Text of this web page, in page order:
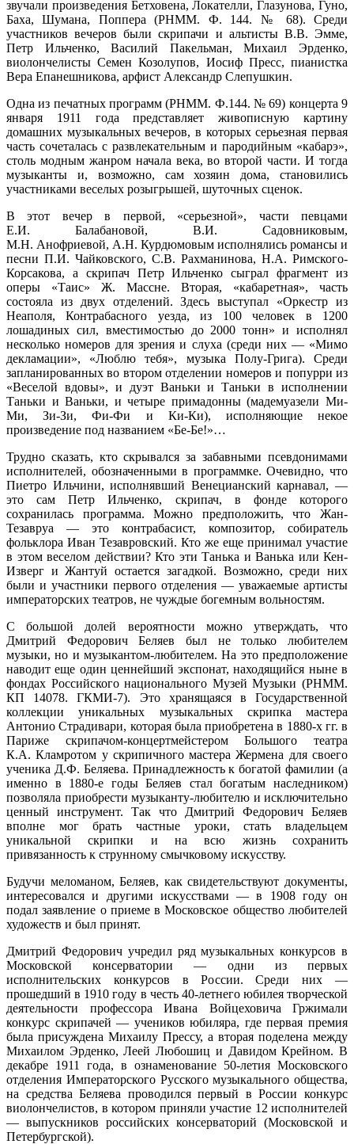
звучали произведения Бетховена, Локателли, Глазунова, Гуно,
Баха, Шумана, Поппера (РНММ. Ф. 144. № 68). Среди
участников вечеров были скрипачи и альтисты В.В. Эмме,
Петр Ильченко, Василий Пакельман, Михаил Эрденко,
виолончелисты Семен Козолупов, Иосиф Пресс, пианистка
Вера Епанешникова, арфист Александр Слепушкин.
Одна из печатных программ (РНММ. Ф.144. № 69) концерта 9
января 1911 года представляет живописную картину
домашних музыкальных вечеров, в которых серьезная первая
часть сочеталась с развлекательным и пародийным «кабарэ»,
столь модным жанром начала века, во второй части. И тогда
музыканты и, возможно, сам хозяин дома, становились
участниками веселых розыгрышей, шуточных сценок.
В этот вечер в первой, «серьезной», части певцами
Е.И. Балабановой, В.И. Садовниковым,
М.Н. Анофриевой, А.Н. Курдюмовым исполнялись романсы и
песни П.И. Чайковского, С.В. Рахманинова, Н.А. Римского-
Корсакова, а скрипач Петр Ильченко сыграл фрагмент из
оперы «Таис» Ж. Массне. Вторая, «кабаретная», часть
состояла из двух отделений. Здесь выступал «Оркестр из
Неаполя, Контрабасного уезда, из 100 человек в 1200
лошадиных сил, вместимостью до 2000 тонн» и исполнял
несколько номеров для зрения и слуха (среди них — «Мимо
декламации», «Люблю тебя», музыка Полу-Грига). Среди
запланированных во втором отделении номеров и попурри из
«Веселой вдовы», и дуэт Ваньки и Таньки в исполнении
Таньки и Ваньки, и четыре примадонны (мадемуазели Ми-
Ми, Зи-Зи, Фи-Фи и Ки-Ки), исполняющие некое
произведение под названием «Бе-Бе!»…
Трудно сказать, кто скрывался за забавными псевдонимами
исполнителей, обозначенными в программке. Очевидно, что
Пиетро Ильчини, исполнявший Венецианский карнавал, —
это сам Петр Ильченко, скрипач, в фонде которого
сохранилась программа. Можно предположить, что Жан-
Тезавруа — это контрабасист, композитор, собиратель
фольклора Иван Тезавровский. Кто же еще принимал участие
в этом веселом действии? Кто эти Танька и Ванька или Кен-
Изверг и Жантуй остается загадкой. Возможно, среди них
были и участники первого отделения — уважаемые артисты
императорских театров, не чуждые богемным вольностям.
С большой долей вероятности можно утверждать, что
Дмитрий Федорович Беляев был не только любителем
музыки, но и музыкантом-любителем. На это предположение
наводит еще один ценнейший экспонат, находящийся ныне в
фондах Российского национального Музей Музыки (РНММ.
КП 14078. ГКМИ-7). Это хранящаяся в Государственной
коллекции уникальных музыкальных скрипка мастера
Антонио Страдивари, которая была приобретена в 1880-х гг. в
Париже скрипачом-концертмейстером Большого театра
К.А. Кламротом у скрипичного мастера Жермена для своего
ученика Д.Ф. Беляева. Принадлежность к богатой фамилии (а
именно в 1880-е годы Беляев стал богатым наследником)
позволяла приобрести музыканту-любителю и исключительно
ценный инструмент. Так что Дмитрий Федорович Беляев
вполне мог брать частные уроки, стать владельцем
уникальной скрипки и на всю жизнь сохранить
привязанность к струнному смычковому искусству.
Будучи меломаном, Беляев, как свидетельствуют документы,
интересовался и другими искусствами — в 1908 году он
подал заявление о приеме в Московское общество любителей
художеств и был принят.
Дмитрий Федорович учредил ряд музыкальных конкурсов в
Московской консерватории — одни из первых
исполнительских конкурсов в России. Среди них —
прошедший в 1910 году в честь 40-летнего юбилея творческой
деятельности профессора Ивана Войцеховича Гржимали
конкурс скрипачей — учеников юбиляра, где первая премия
была присуждена Михаилу Прессу, а вторая поделена между
Михаилом Эрденко, Леей Любошиц и Давидом Крейном. В
декабре 1911 года, в ознаменование 50-летия Московского
отделения Императорского Русского музыкального общества,
на средства Беляева проводился первый в России конкурс
виолончелистов, в котором приняли участие 12 исполнителей
— выпускников российских консерваторий (Московской и
Петербургской).